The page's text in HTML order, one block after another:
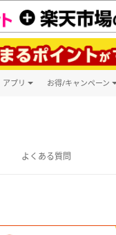
アプリ お得/キャンペーン
よくある質問